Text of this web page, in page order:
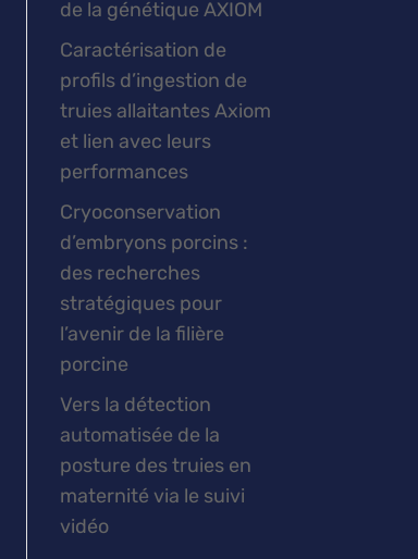
de la génétique AXIOM
Caractérisation de
profils d’ingestion de
truies allaitantes Axiom
et lien avec leurs
performances
Cryoconservation
d’embryons porcins :
des recherches
stratégiques pour
l’avenir de la filière
porcine
Vers la détection
automatisée de la
posture des truies en
maternité via le suivi
vidéo